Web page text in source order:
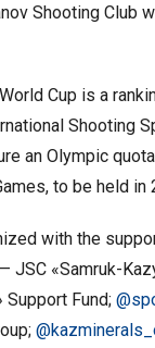
Shooting Club
Cup is a
Shooting
an Olympic
to be held
with the
JSC «Samruk-
Support Fund;